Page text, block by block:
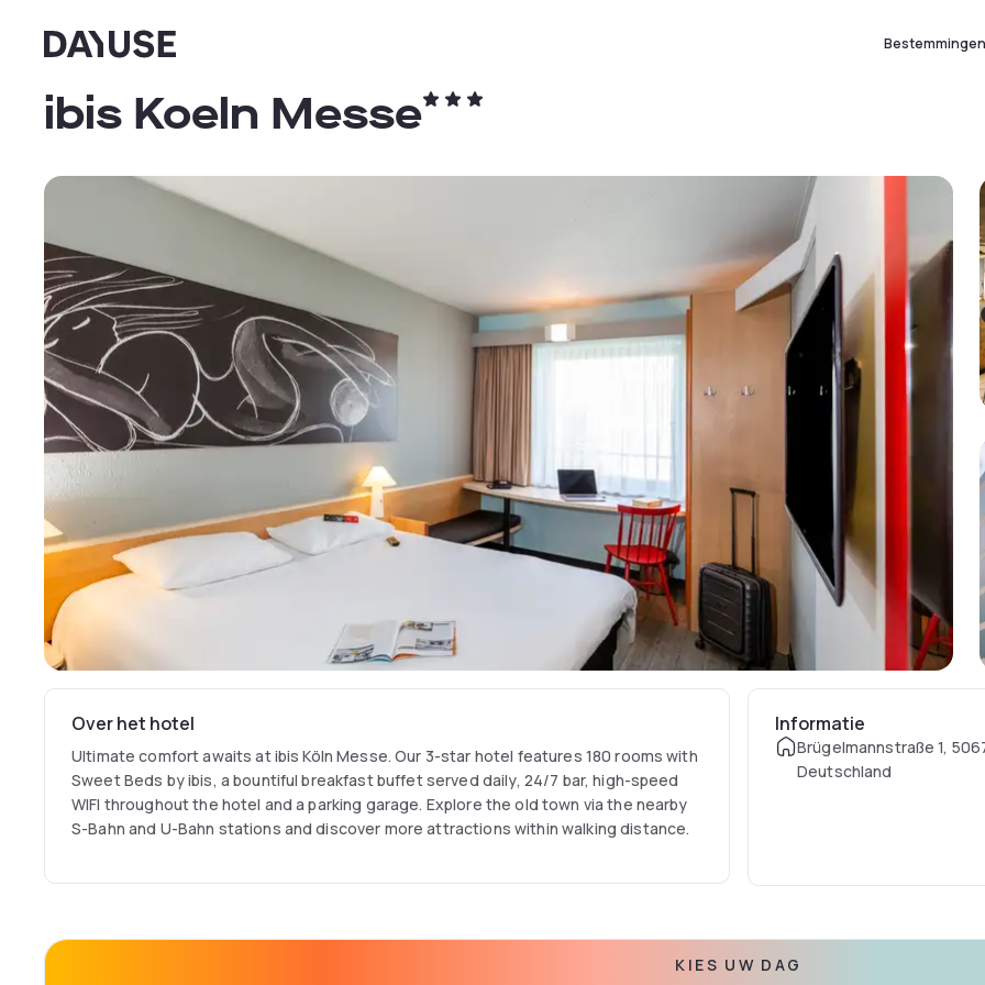
Dayuse Bestemmingen
ibis Koeln Messe
Over het hotel
Ultimate comfort awaits at ibis Köln Messe. Our 3-star hotel features 180 rooms with
Sweet Beds by ibis, a bountiful breakfast buffet served daily, 24/7 bar, high-speed
WIFI throughout the hotel and a parking garage. Explore the old town via the nearby
S-Bahn and U-Bahn stations and discover more attractions within walking distance.
Informatie
Brügelmannstraße 1,
Deutschland
KIES UW DAG